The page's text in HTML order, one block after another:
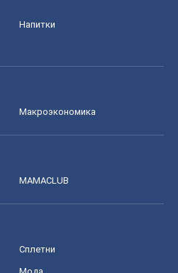
Напитки
Mакроэкономика
MAMACLUB
Сплетни